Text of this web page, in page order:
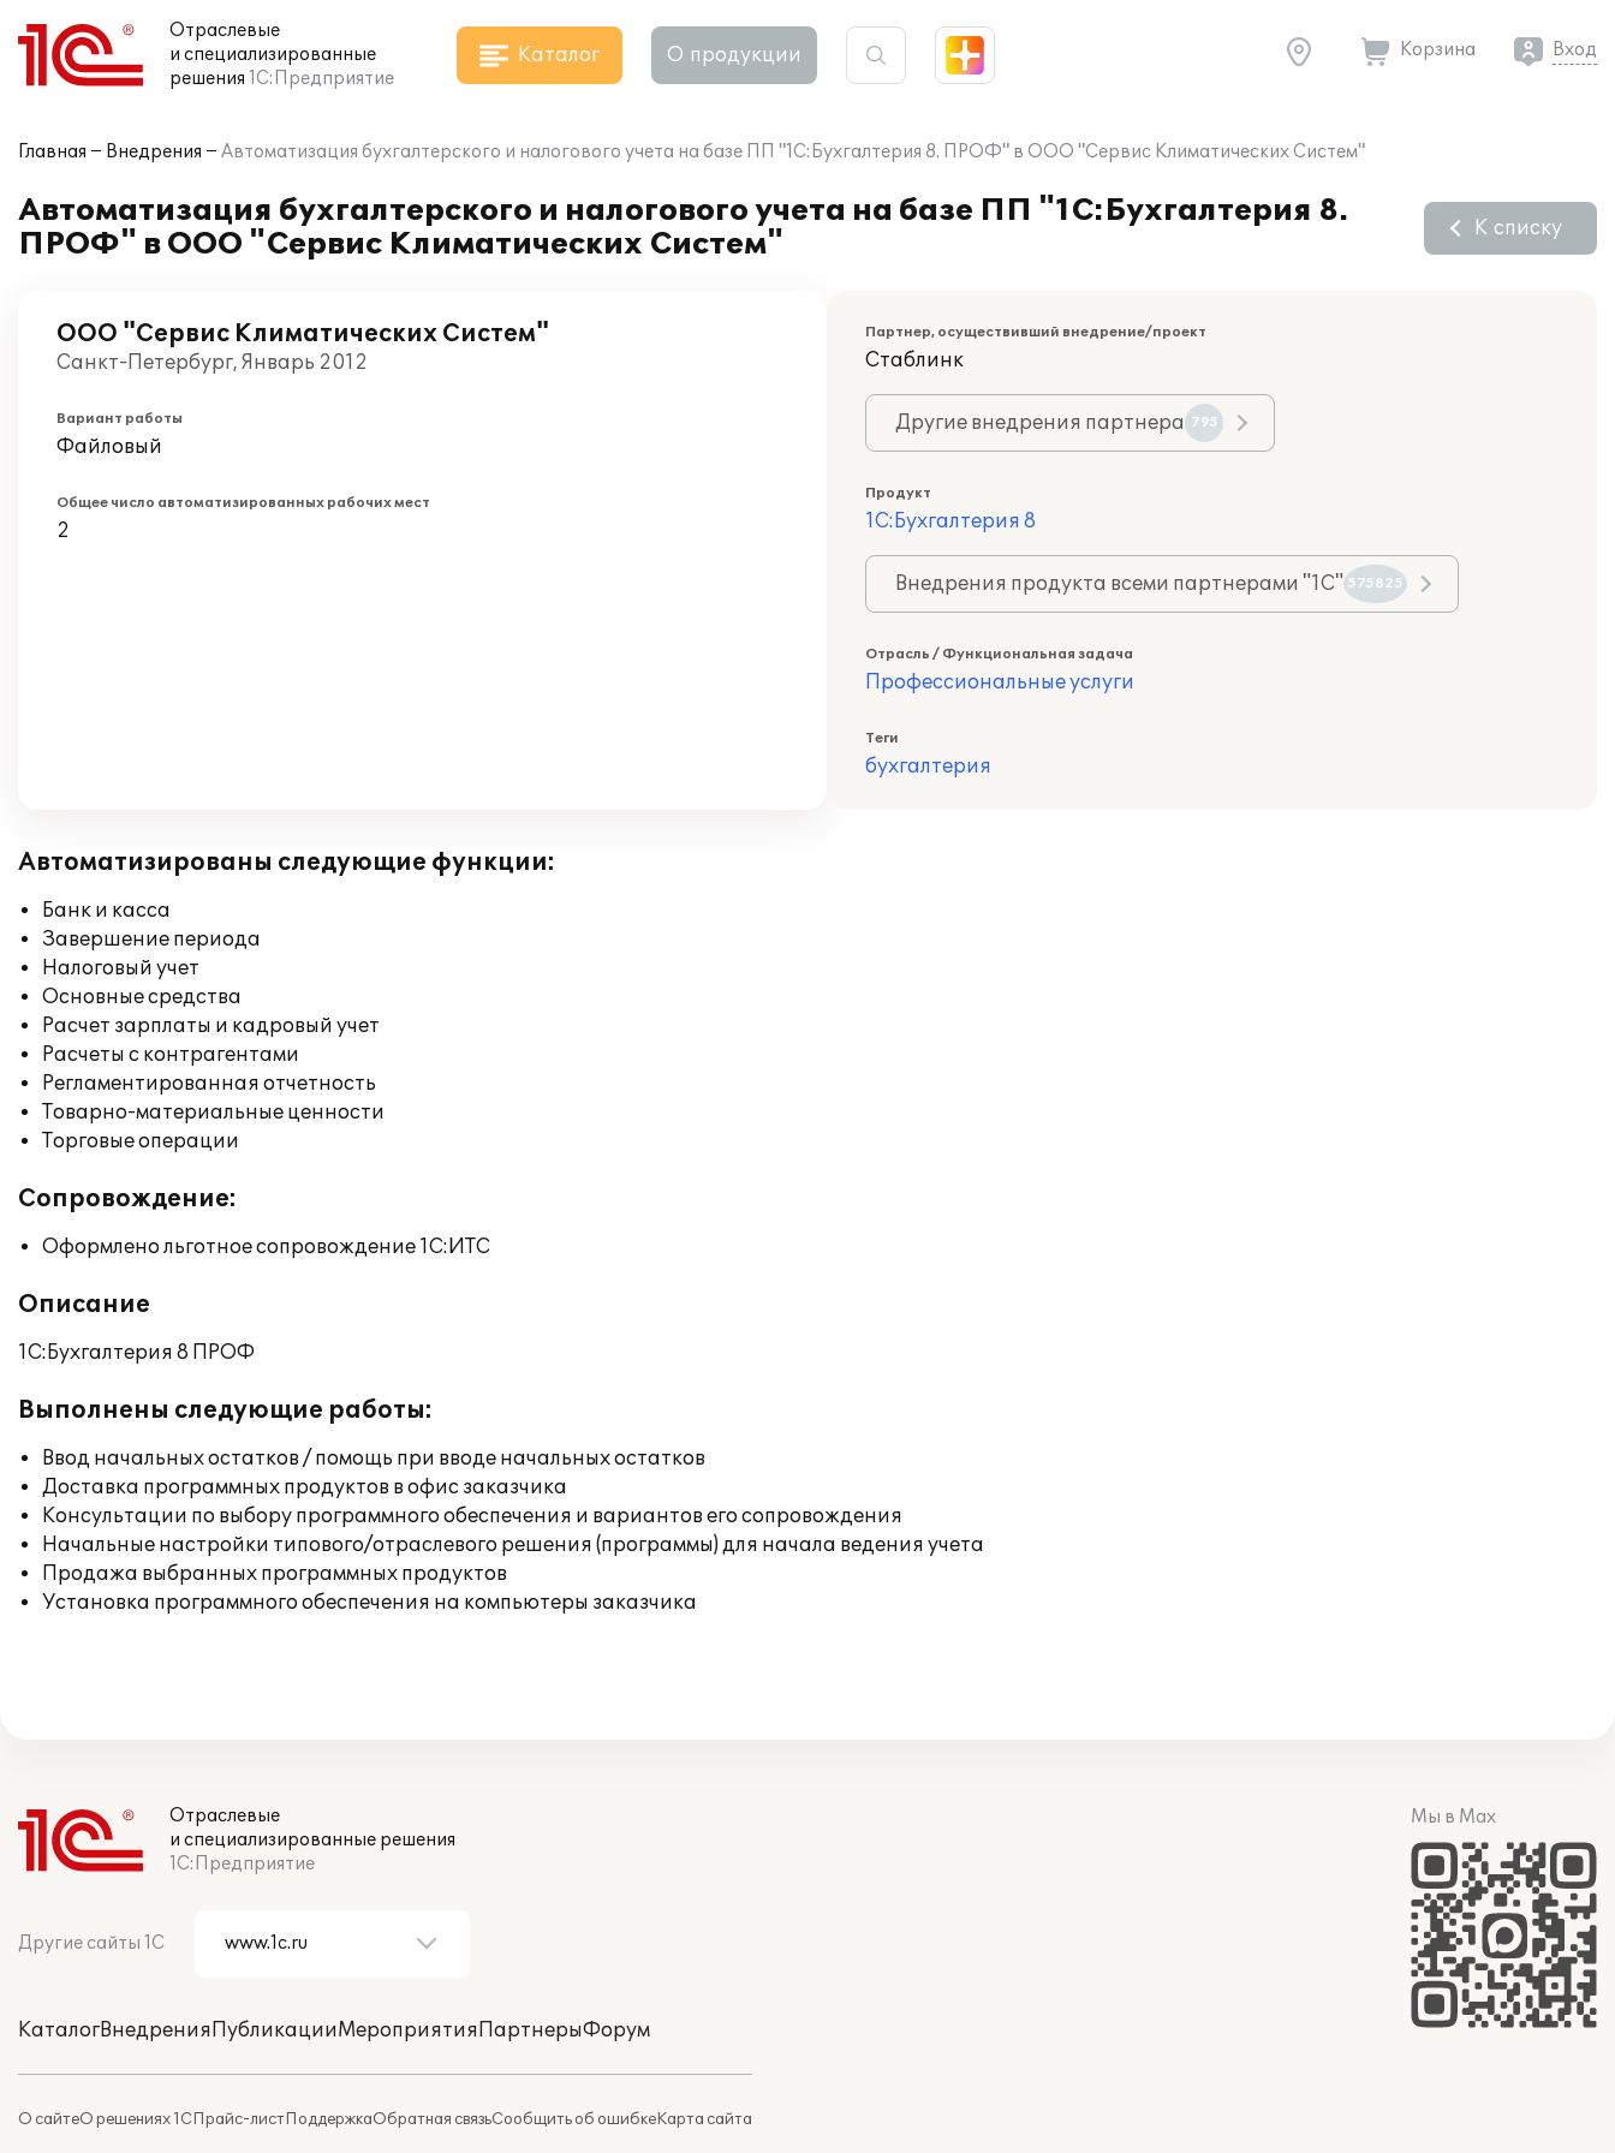
Отраслевые
и специализированные
решения 1С:Предприятие
Каталог О продукции Корзина Вход
Главная Внедрения Автоматизация бухгалтерского и налогового учета на базе ПП "1С:Бухгалтерия 8. ПРОФ" в ООО "Сервис Климатических Систем"
Автоматизация бухгалтерского и налогового учета на базе ПП "1С:Бухгалтерия 8.
ПРОФ" в ООО "Сервис Климатических Систем"
К списку
ООО "Сервис Климатических Систем"
Санкт-Петербург, Январь 2012
Вариант работы
Файловый
Общее число автоматизированных рабочих мест
2
Партнер, осуществивший внедрение/проект
Стаблинк
Другие внедрения партнера 795
Продукт
1С:Бухгалтерия 8
Внедрения продукта всеми партнерами "1С" 575825
Отрасль / Функциональная задача
Профессиональные услуги
Теги
бухгалтерия
Автоматизированы следующие функции:
Банк и касса
Завершение периода
Налоговый учет
Основные средства
Расчет зарплаты и кадровый учет
Расчеты с контрагентами
Регламентированная отчетность
Товарно-материальные ценности
Торговые операции
Сопровождение:
Оформлено льготное сопровождение 1С:ИТС
Описание
1С:Бухгалтерия 8 ПРОФ
Выполнены следующие работы:
Ввод начальных остатков / помощь при вводе начальных остатков
Доставка программных продуктов в офис заказчика
Консультации по выбору программного обеспечения и вариантов его сопровождения
Начальные настройки типового/отраслевого решения (программы) для начала ведения учета
Продажа выбранных программных продуктов
Установка программного обеспечения на компьютеры заказчика
Отраслевые
и специализированные решения
1С:Предприятие
Другие сайты 1С
КаталогВнедренияПубликацииМероприятияПартнерыФорум
О сайтеО решениях 1СПрайс-листПоддержкаОбратная связьСообщить об ошибкеКарта сайта
Мы в Max